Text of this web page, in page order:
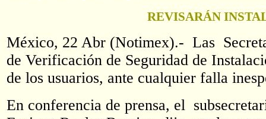
REVISARÁN
México, 22 Abr (Notimex).- Las
de Verificación de Seguridad de
de los usuarios, ante cualquier falla
En conferencia de prensa, el